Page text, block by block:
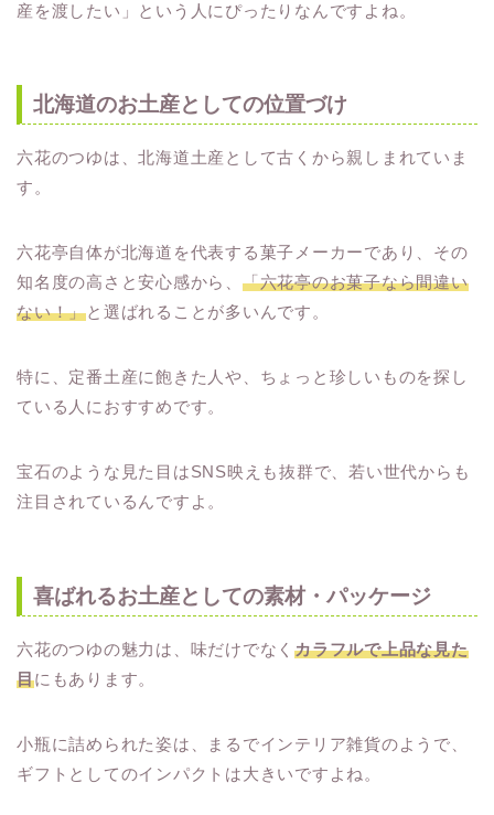
産を渡したい」という人にぴったりなんですよね。
北海道のお土産としての位置づけ
六花のつゆは、北海道土産として古くから親しまれていま
す。
六花亭自体が北海道を代表する菓子メーカーであり、その
知名度の高さと安心感から、 「六花亭のお菓子なら間違い
ない！」と選ばれることが多いんです。
特に、定番土産に飽きた人や、ちょっと珍しいものを探し
ている人におすすめです。
宝石のような見た目はSNS映えも抜群で、若い世代からも
注目されているんですよ。
喜ばれるお土産としての素材・パッケージ
六花のつゆの魅力は、味だけでなくカラフルで上品な見た
目にもあります。
小瓶に詰められた姿は、まるでインテリア雑貨のようで、
ギフトとしてのインパクトは大きいですよね。